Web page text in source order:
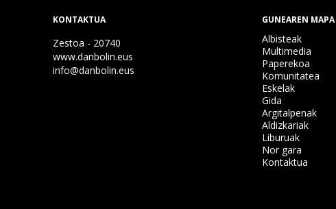
KONTAKTUA
Zestoa - 20740
www.danbolin.eus
info@danbolin.eus
GUNEAREN MAPA
Albisteak
Multimedia
Paperekoa
Komunitatea
Eskelak
Gida
Argitalpenak
Aldizkariak
Liburuak
Nor gara
Kontaktua